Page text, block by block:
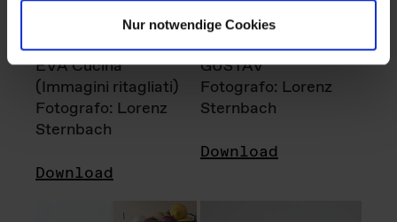
Nur notwendige Cookies
EVA Cucina
(Immagini ritagliati)
Fotografo: Lorenz
Sternbach
Download
GUSTAV
Fotografo: Lorenz
Sternbach
Download